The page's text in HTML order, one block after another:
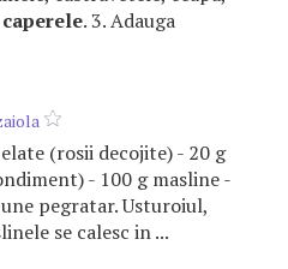
caperele. 3. Adauga
(rosii decojite) - 20 g
- 100 g masline -
pegratar. Usturoiul,
se calesc in ...